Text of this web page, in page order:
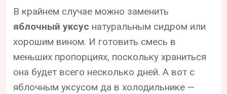
В крайнем случае можно заменить
яблочный уксус натуральным сидром или
хорошим вином. И готовить смесь в
меньших пропорциях, поскольку храниться
она будет всего несколько дней. А вот с
яблочным уксусом да в холодильнике —